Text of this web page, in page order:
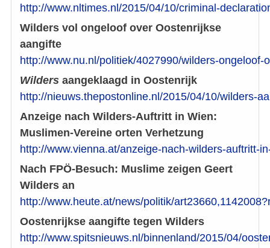
http://www.nltimes.nl/2015/04/10/criminal-
Wilders vol ongeloof over Oostenrijkse
aangifte
http://www.nu.nl/politiek/4027990/wilders-ongeloof-
Wilders aangeklaagd in Oostenrijk
http://nieuws.thepostonline.nl/2015/04/10/wilders-
Anzeige nach Wilders-Auftritt in Wien:
Muslimen-Vereine orten Verhetzung
http://www.vienna.at/anzeige-nach-wilders-auftritt-
Nach FPÖ-Besuch: Muslime zeigen Geert
Wilders an
http://www.heute.at/news/politik/
Oostenrijkse aangifte tegen Wilders
http://www.spitsnieuws.nl/binnenland/2015/04/